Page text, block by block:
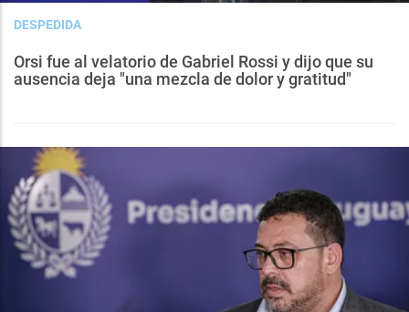
DESPEDIDA
Orsi fue al velatorio de Gabriel Rossi y dijo que su
ausencia deja "una mezcla de dolor y gratitud"